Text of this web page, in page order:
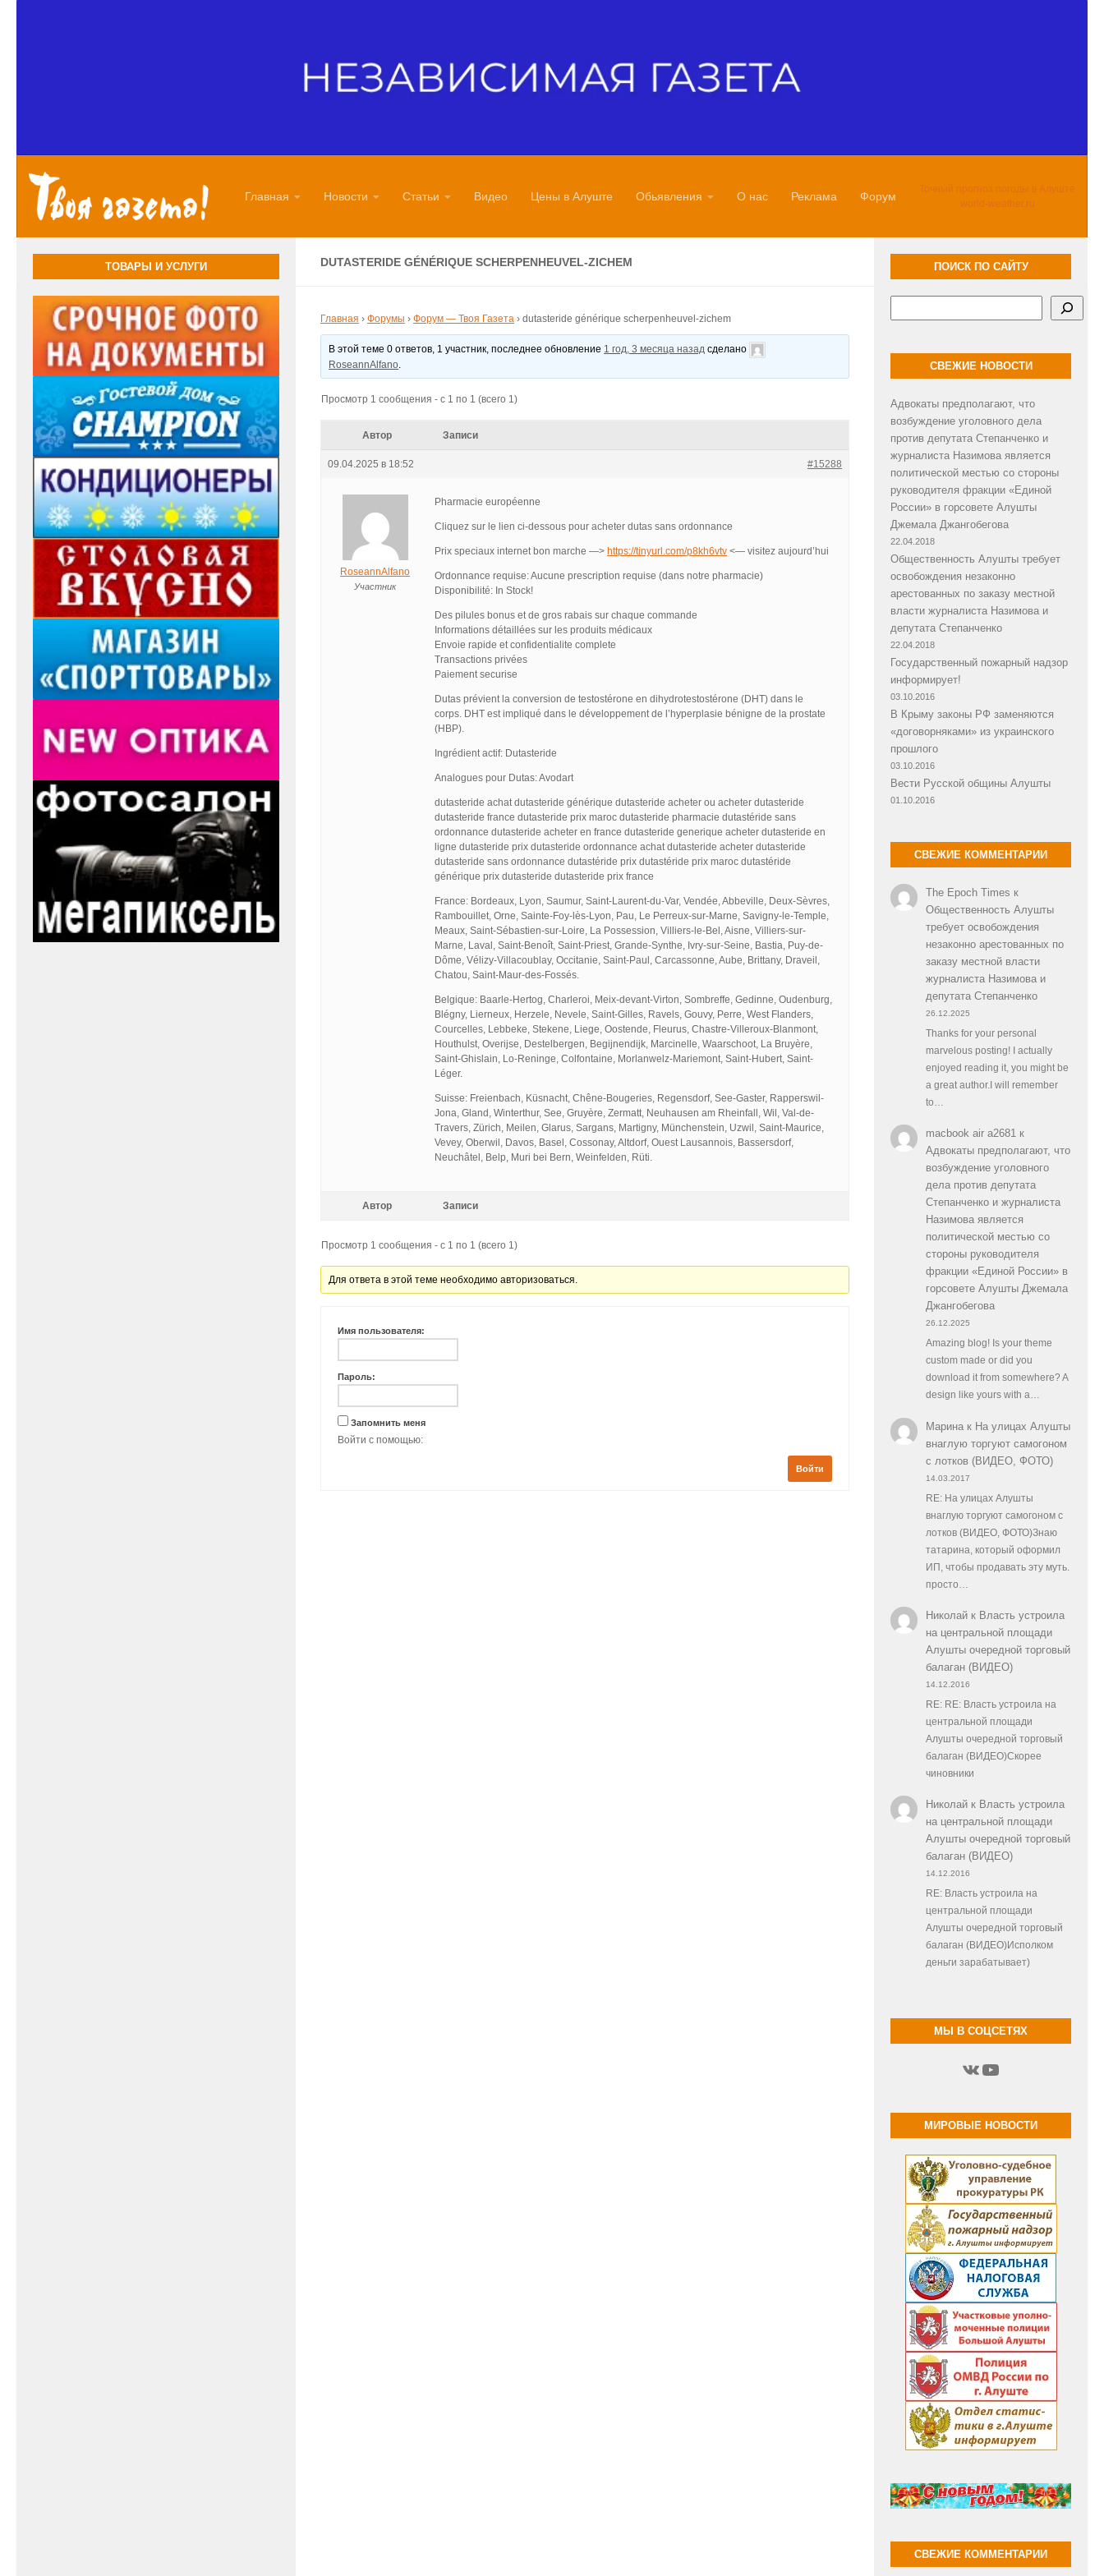
Главная Новости Статьи Видео Цены в Алуште Обьявления О нас Реклама Форум
Точный прогноз погоды в Алуште
world-weather.ru
DUTASTERIDE GÉNÉRIQUE SCHERPENHEUVEL-ZICHEM
Главная › Форумы › Форум — Твоя Газета › dutasteride générique scherpenheuvel-zichem
В этой теме 0 ответов, 1 участник, последнее обновление 1 год, 3 месяца назад сделано
RoseannAlfano.
Просмотр 1 сообщения - с 1 по 1 (всего 1)
Автор Записи
09.04.2025 в 18:52 #15288
RoseannAlfano
Участник
Pharmacie européenne
Cliquez sur le lien ci-dessous pour acheter dutas sans ordonnance
Prix speciaux internet bon marche —> https://tinyurl.com/p8kh6vtv <— visitez aujourd’hui
Ordonnance requise: Aucune prescription requise (dans notre pharmacie)
Disponibilité: In Stock!
Des pilules bonus et de gros rabais sur chaque commande
Informations détaillées sur les produits médicaux
Envoie rapide et confidentialite complete
Transactions privées
Paiement securise
Dutas prévient la conversion de testostérone en dihydrotestostérone (DHT) dans le
corps. DHT est impliqué dans le développement de l’hyperplasie bénigne de la prostate
(HBP).
Ingrédient actif: Dutasteride
Analogues pour Dutas: Avodart
dutasteride achat dutasteride générique dutasteride acheter ou acheter dutasteride
dutasteride france dutasteride prix maroc dutasteride pharmacie dutastéride sans
ordonnance dutasteride acheter en france dutasteride generique acheter dutasteride en
ligne dutasteride prix dutasteride ordonnance achat dutasteride acheter dutasteride
dutasteride sans ordonnance dutastéride prix dutastéride prix maroc dutastéride
générique prix dutasteride dutasteride prix france
France: Bordeaux, Lyon, Saumur, Saint-Laurent-du-Var, Vendée, Abbeville, Deux-Sèvres,
Rambouillet, Orne, Sainte-Foy-lès-Lyon, Pau, Le Perreux-sur-Marne, Savigny-le-Temple,
Meaux, Saint-Sébastien-sur-Loire, La Possession, Villiers-le-Bel, Aisne, Villiers-sur-
Marne, Laval, Saint-Benoît, Saint-Priest, Grande-Synthe, Ivry-sur-Seine, Bastia, Puy-de-
Dôme, Vélizy-Villacoublay, Occitanie, Saint-Paul, Carcassonne, Aube, Brittany, Draveil,
Chatou, Saint-Maur-des-Fossés.
Belgique: Baarle-Hertog, Charleroi, Meix-devant-Virton, Sombreffe, Gedinne, Oudenburg,
Blégny, Lierneux, Herzele, Nevele, Saint-Gilles, Ravels, Gouvy, Perre, West Flanders,
Courcelles, Lebbeke, Stekene, Liege, Oostende, Fleurus, Chastre-Villeroux-Blanmont,
Houthulst, Overijse, Destelbergen, Begijnendijk, Marcinelle, Waarschoot, La Bruyère,
Saint-Ghislain, Lo-Reninge, Colfontaine, Morlanwelz-Mariemont, Saint-Hubert, Saint-
Léger.
Suisse: Freienbach, Küsnacht, Chêne-Bougeries, Regensdorf, See-Gaster, Rapperswil-
Jona, Gland, Winterthur, See, Gruyère, Zermatt, Neuhausen am Rheinfall, Wil, Val-de-
Travers, Zürich, Meilen, Glarus, Sargans, Martigny, Münchenstein, Uzwil, Saint-Maurice,
Vevey, Oberwil, Davos, Basel, Cossonay, Altdorf, Ouest Lausannois, Bassersdorf,
Neuchâtel, Belp, Muri bei Bern, Weinfelden, Rüti.
Автор Записи
Просмотр 1 сообщения - с 1 по 1 (всего 1)
Для ответа в этой теме необходимо авторизоваться.
Имя пользователя:
Пароль:
Запомнить меня
Войти с помощью:
Войти
ТОВАРЫ И УСЛУГИ ПОИСК ПО САЙТУ
СВЕЖИЕ НОВОСТИ
Адвокаты предполагают, что
возбуждение уголовного дела
против депутата Степанченко и
журналиста Назимова является
политической местью со стороны
руководителя фракции «Единой
России» в горсовете Алушты
Джемала Джангобегова
22.04.2018
Общественность Алушты требует
освобождения незаконно
арестованных по заказу местной
власти журналиста Назимова и
депутата Степанченко
22.04.2018
Государственный пожарный надзор
информирует!
03.10.2016
В Крыму законы РФ заменяются
«договорняками» из украинского
прошлого
03.10.2016
Вести Русской общины Алушты
01.10.2016
СВЕЖИЕ КОММЕНТАРИИ
The Epoch Times к
Общественность Алушты
требует освобождения
незаконно арестованных по
заказу местной власти
журналиста Назимова и
депутата Степанченко
26.12.2025
Thanks for your personal
marvelous posting! I actually
enjoyed reading it, you might be
a great author.I will remember
to…
macbook air a2681к
Адвокаты предполагают, что
возбуждение уголовного
дела против депутата
Степанченко и журналиста
Назимова является
политической местью со
стороны руководителя
фракции «Единой России» в
горсовете Алушты Джемала
Джангобегова
26.12.2025
Amazing blog! Is your theme
custom made or did you
download it from somewhere? A
design like yours with a…
Маринак На улицах Алушты
внаглую торгуют самогоном
с лотков (ВИДЕО, ФОТО)
14.03.2017
RE: На улицах Алушты
внаглую торгуют самогоном с
лотков (ВИДЕО, ФОТО)Знаю
татарина, который оформил
ИП, чтобы продавать эту муть.
просто…
Николайк Власть устроила
на центральной площади
Алушты очередной торговый
балаган (ВИДЕО)
14.12.2016
RE: RE: Власть устроила на
центральной площади
Алушты очередной торговый
балаган (ВИДЕО)Скорее
чиновники
Николайк Власть устроила
на центральной площади
Алушты очередной торговый
балаган (ВИДЕО)
14.12.2016
RE: Власть устроила на
центральной площади
Алушты очередной торговый
балаган (ВИДЕО)Исполком
деньги зарабатывает)
МЫ В СОЦСЕТЯХ
ВКонтакте
YouTube
МИРОВЫЕ НОВОСТИ
СВЕЖИЕ КОММЕНТАРИИ